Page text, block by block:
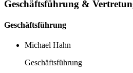
Geschäftsführung &
Geschäftsführung
Michael Hahn
Geschäftsführung